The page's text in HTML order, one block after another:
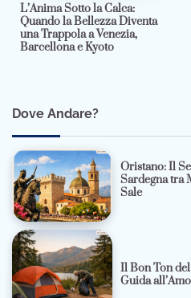
L’Anima Sotto la Calca:
Quando la Bellezza Diventa
una Trappola a Venezia,
Barcellona e Kyoto
Dove Andare?
Oristano: Il
Sardegna tra
Sale
Il Bon Ton
Guida